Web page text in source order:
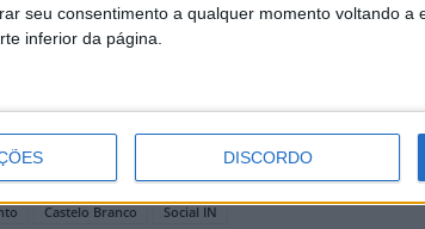
seu consentimento a qualquer momento voltando a
inferior da página.
DISCORDO
Nacional da Rede de Incubadoras de
a fortalecer a rede, aprofundar parcerias e
e inovador.
Castelo Branco Social IN